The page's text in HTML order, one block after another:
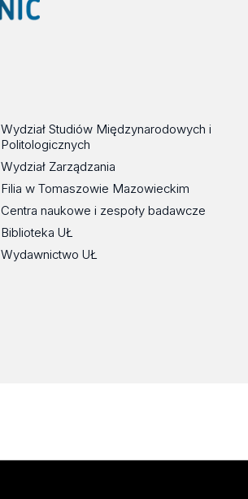
Wydział Studiów Międzynarodowych i
Politologicznych
Wydział Zarządzania
Filia w Tomaszowie Mazowieckim
Centra naukowe i zespoły badawcze
Biblioteka UŁ
Wydawnictwo UŁ